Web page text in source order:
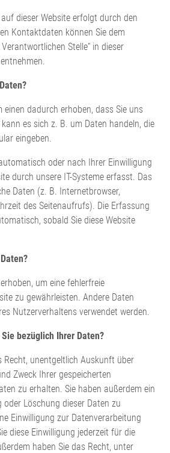
dieser Website erfolgt durch den
Kontaktdaten können Sie dem
Stelle“ in dieser
einen dadurch erhoben, dass Sie uns
es sich z. B. um Daten handeln, die
eingeben.
oder nach Ihrer Einwilligung
durch unsere IT-Systeme erfasst. Das
Daten (z. B. Internetbrowser,
des Seitenaufrufs). Die Erfassung
sobald Sie diese Website
um eine fehlerfreie
zu gewährleisten. Andere Daten
Nutzerverhaltens verwendet werden.
bezüglich Ihrer Daten?
Recht, unentgeltlich Auskunft über
Zweck Ihrer gespeicherten
zu erhalten. Sie haben außerdem ein
oder Löschung dieser Daten zu
Einwilligung zur Datenverarbeitung
diese Einwilligung jederzeit für die
haben Sie das Recht, unter